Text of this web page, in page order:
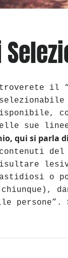
il
sue
qui si parla
del
o